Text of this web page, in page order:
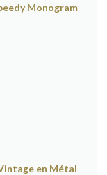
Monogram
en Métal